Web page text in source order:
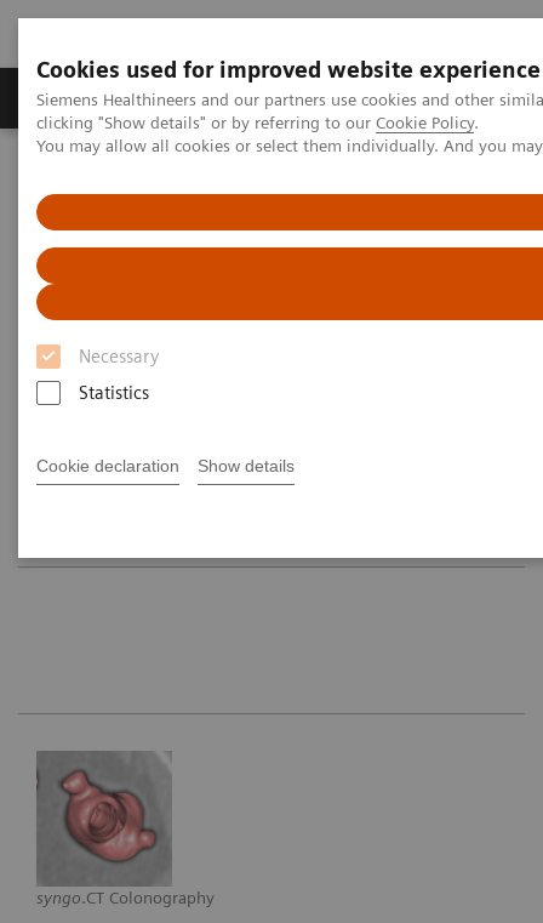
Cookies used for improved website experience
Siemens Healthineers and our partners use cookies and other
clicking "Show details" or by referring to our Cookie Policy.
You may allow all cookies or select them individually. And you
Necessary
Statistics
Cookie declaration Show details
Продукты и решения Клинические
Компьютерная томография
Опции и обновления
Компьютерная томография — программное обеспечение для
клинического применения
syngo
syngo.CT Colonography
Описание Особенности
syngo.CT Colonography